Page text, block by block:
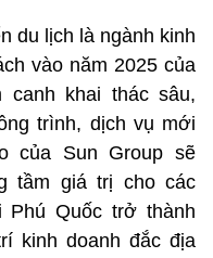
du lịch là ngành kinh
vào năm 2025 của
canh khai thác sâu,
trình, dịch vụ mới
của Sun Group sẽ
tầm giá trị cho các
Phú Quốc trở thành
kinh doanh đắc địa